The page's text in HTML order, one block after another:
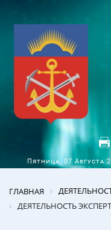
Пятница, 07 Августа
ГЛАВНАЯ
ДЕЯТЕЛЬНОСТЬ